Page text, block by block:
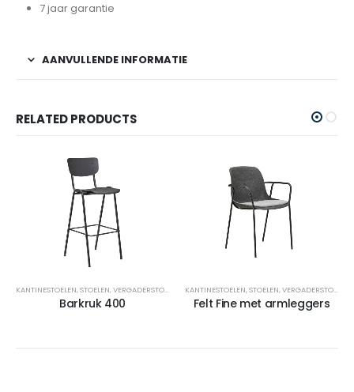
7 jaar garantie
AANVULLENDE INFORMATIE
RELATED PRODUCTS
KANTINESTOELEN,STOELEN,VERGADERSTOELEN
Barkruk 400
KANTINESTOELEN,STOELEN,VERGADERSTOELEN
Felt Fine met armleggers